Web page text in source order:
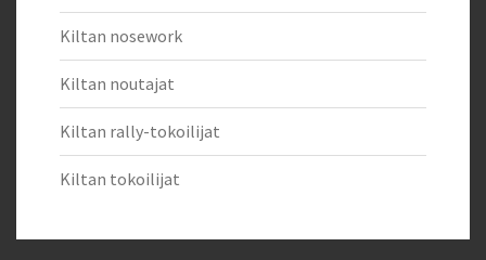
Kiltan nosework
Kiltan noutajat
Kiltan rally-tokoilijat
Kiltan tokoilijat